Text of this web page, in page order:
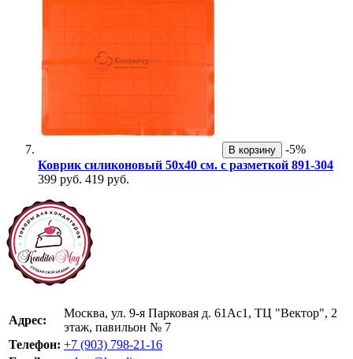
В корзину
-5%
Коврик силиконовый 50х40 см. с разметкой 891-304
399 руб. 419 руб.
Адрес:
Москва, ул. 9-я Парковая д. 61Ас1, ТЦ "Вектор", 2
этаж, павильон № 7
Телефон: +7 (903) 798-21-16